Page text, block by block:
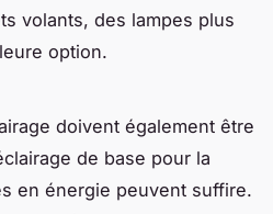
volants, des lampes plus
option.
doivent également être
de base pour la
en énergie peuvent suffire.